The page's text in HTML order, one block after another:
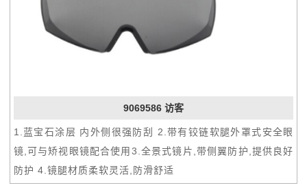
9069586 访客
1.蓝宝石涂层 内外侧很强防刮 2.带有铰链软腿外罩式安全眼
镜,可与矫视眼镜配合使用3.全景式镜片,带侧翼防护,提供良好
防护 4.镜腿材质柔软灵活,防滑舒适